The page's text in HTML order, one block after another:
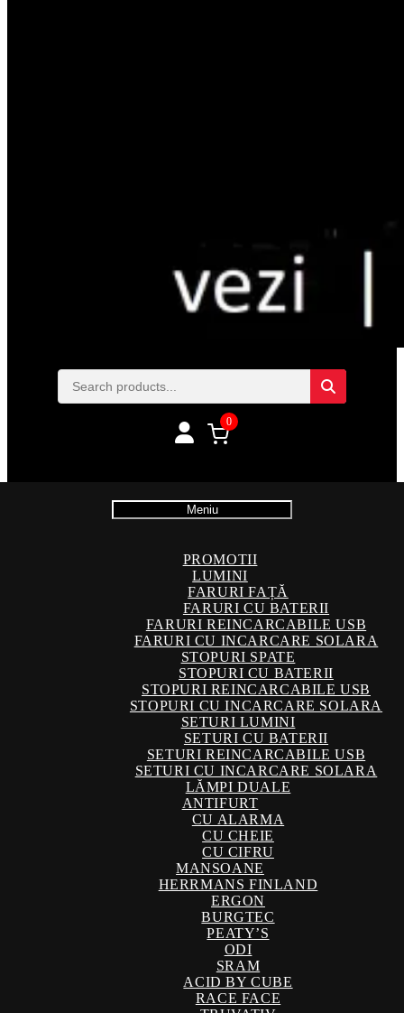
0
Meniu
PROMOTII
LUMINI
FARURI FAȚĂ
FARURI CU BATERII
FARURI REINCARCABILE USB
FARURI CU INCARCARE SOLARA
STOPURI SPATE
STOPURI CU BATERII
STOPURI REINCARCABILE USB
STOPURI CU INCARCARE SOLARA
SETURI LUMINI
SETURI CU BATERII
SETURI REINCARCABILE USB
SETURI CU INCARCARE SOLARA
LĂMPI DUALE
ANTIFURT
CU ALARMA
CU CHEIE
CU CIFRU
MANSOANE
HERRMANS FINLAND
ERGON
BURGTEC
PEATY’S
ODI
SRAM
ACID BY CUBE
RACE FACE